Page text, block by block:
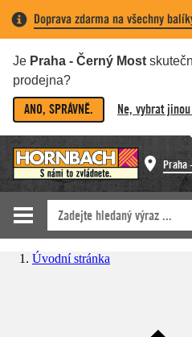
Doprava zdarma na všechny
Je Praha - Černý Most
prodejna?
ANO, SPRÁVNĚ. Ne, vybrat
Praha
Úvodní stránka